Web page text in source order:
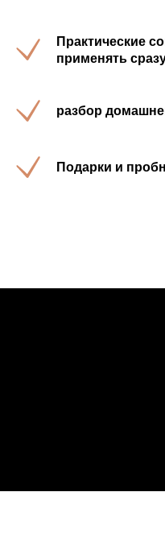
Практические
применять
разбор
Подарки и